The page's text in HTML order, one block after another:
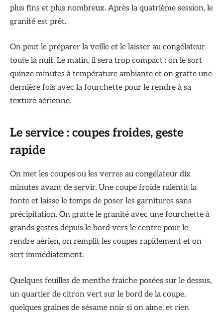
plus fins et plus nombreux. Après la quatrième session, le
granité est prêt.
On peut le préparer la veille et le laisser au congélateur
toute la nuit. Le matin, il sera trop compact : on le sort
quinze minutes à température ambiante et on gratte une
dernière fois avec la fourchette pour le rendre à sa
texture aérienne.
Le service : coupes froides, geste
rapide
On met les coupes ou les verres au congélateur dix
minutes avant de servir. Une coupe froide ralentit la
fonte et laisse le temps de poser les garnitures sans
précipitation. On gratte le granité avec une fourchette à
grands gestes depuis le bord vers le centre pour le
rendre aérien, on remplit les coupes rapidement et on
sert immédiatement.
Quelques feuilles de menthe fraîche posées sur le dessus,
un quartier de citron vert sur le bord de la coupe,
quelques graines de sésame noir si on aime, et rien